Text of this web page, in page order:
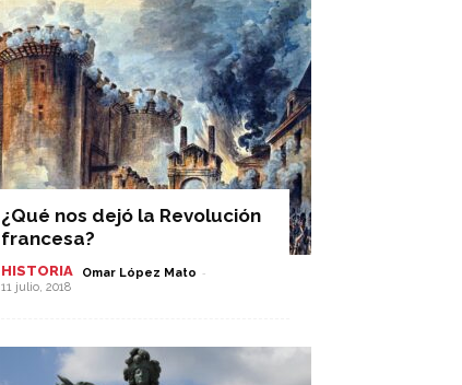
¿Qué nos dejó la Revolución
francesa?
HISTORIA Omar López Mato -
11 julio, 2018